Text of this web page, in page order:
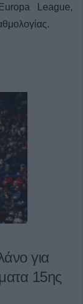
League,
για
15ης